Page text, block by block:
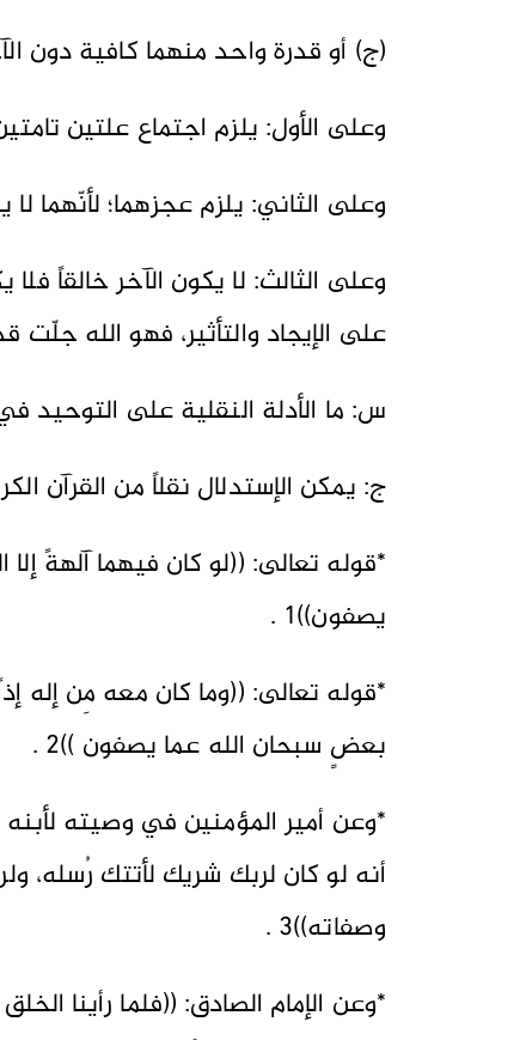
(ج) أو قدرة واحد منهما كافية دون
وعلى الأول: يلزم اجتماع علتين
وعلى الثاني: يلزم عجزهما؛ لأنّهما لا
وعلى الثالث: لا يكون الآخر خالقاً
على الإيجاد والتأثير، فهو الله
س: ما الأدلة النقلية على التوحيد
ج: يمكن الإستدلال نقلاً من القرآن
*قوله تعالى: ((لو كان فيهما آلهةً
يصفون))1 .
*قوله تعالى: ((وما كان معه مِن إله
بعضٍ سبحان الله عما يصفون ))2 .
*وعن أمير المؤمنين في وصيته لأبنه
أنه لو كان لربك شريك لأتتك رُسله،
وصفاته))3 .
*وعن الإمام الصادق: ((فلما رأينا